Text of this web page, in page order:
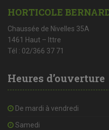
HORTICOLE
Chaussée de Nivelles 35A
1461 Haut – Ittre
Tél : 02/366 37 71
Heures d’ouverture
De mardi à vendredi
Samedi